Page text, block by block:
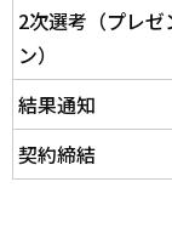
2次選考（プレゼ
ン）
結果通知
契約締結